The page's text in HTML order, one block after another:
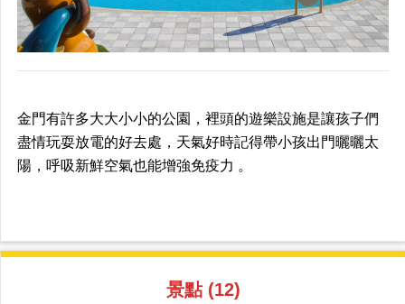
金門有許多大大小小的公園，裡頭的遊樂設施是讓孩子們
盡情玩耍放電的好去處，天氣好時記得帶小孩出門曬曬太
陽，呼吸新鮮空氣也能增強免疫力 。
景點 (12)